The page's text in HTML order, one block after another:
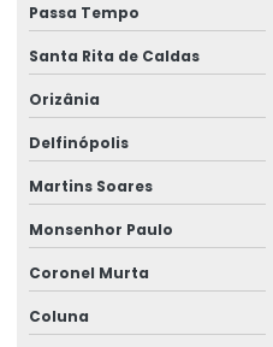
Passa Tempo
Santa Rita de Caldas
Orizânia
Delfinópolis
Martins Soares
Monsenhor Paulo
Coronel Murta
Coluna